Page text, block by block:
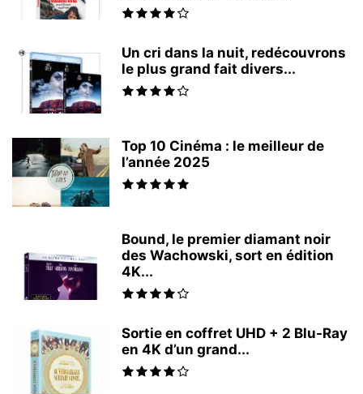
Un cri dans la nuit, redécouvrons
le plus grand fait divers...
Top 10 Cinéma : le meilleur de
l’année 2025
Bound, le premier diamant noir
des Wachowski, sort en édition
4K...
Sortie en coffret UHD + 2 Blu-Ray
en 4K d’un grand...